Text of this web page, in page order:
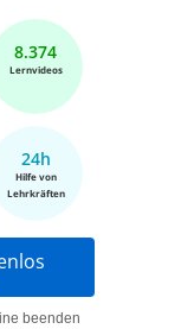
8.374
Lernvideos
24h
Hilfe von
Lehrkräften
beenden